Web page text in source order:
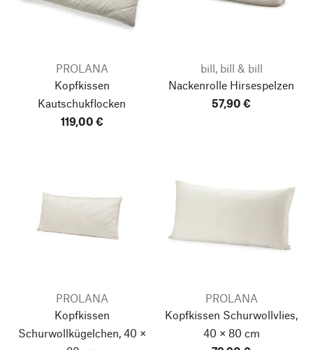
PROLANA
Kopfkissen
Kautschukflocken
119,00 €
bill, bill & bill
Nackenrolle Hirsespelzen
57,90 €
PROLANA
Kopfkissen
Schurwollkügelchen, 40 ×
PROLANA
Kopfkissen Schurwollvlies,
40 × 80 cm